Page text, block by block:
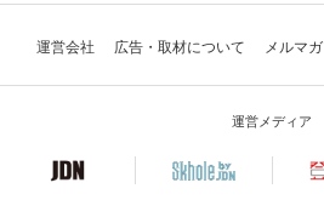
運営会社 広告・取材について メルマガ
運営メディア